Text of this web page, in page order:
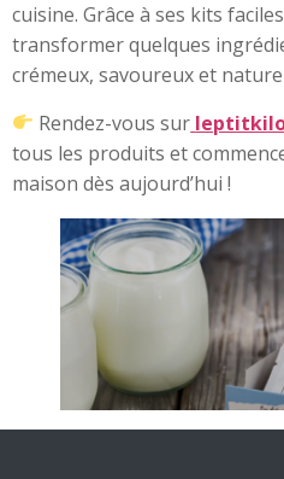
cuisine. Grâce à ses kits
transformer quelques
crémeux, savoureux et
Rendez-vous sur
tous les produits et
maison dès aujourd’hui !